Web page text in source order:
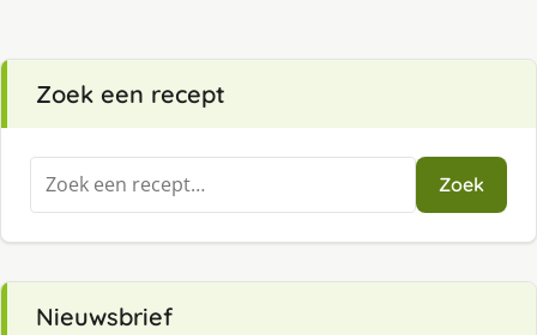
Zoek een recept
Zoeken
naar:
Zoek
Nieuwsbrief